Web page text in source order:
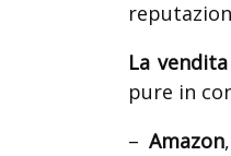
La vendita
pure in
– Amazon